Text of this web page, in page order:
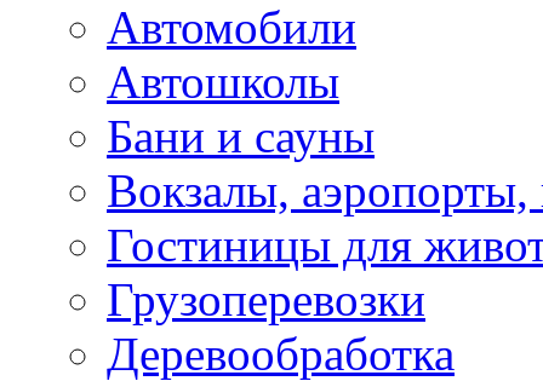
Автомобили
Автошколы
Бани и сауны
Вокзалы,
Гостиницы для
Грузоперевозки
Деревообработка